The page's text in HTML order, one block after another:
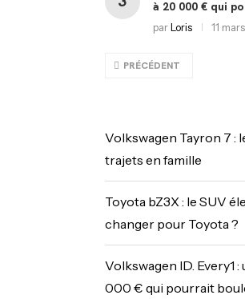
à 20 000 € qui
parLoris 11
PRÉCÉDENT
Volkswagen Tayron 7 :
trajets en famille
Toyota bZ3X : le SUV
changer pour Toyota ?
Volkswagen ID. Every1
000 € qui pourrait